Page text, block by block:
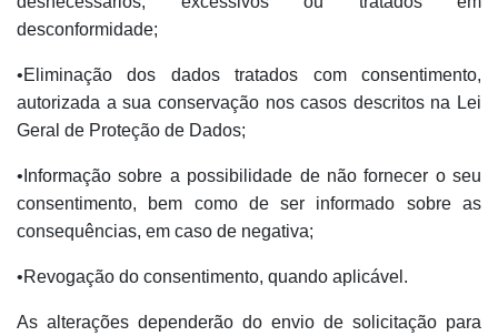
desconformidade;
•Eliminação dos dados tratados com consentimento,
autorizada a sua conservação nos casos descritos na Lei
Geral de Proteção de Dados;
•Informação sobre a possibilidade de não fornecer o seu
consentimento, bem como de ser informado sobre as
consequências, em caso de negativa;
•Revogação do consentimento, quando aplicável.
As alterações dependerão do envio de solicitação para